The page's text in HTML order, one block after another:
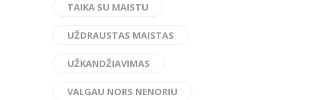
TAIKA SU MAISTU
UŽDRAUSTAS MAISTAS
UŽKANDŽIAVIMAS
VALGAU NORS NENORIU